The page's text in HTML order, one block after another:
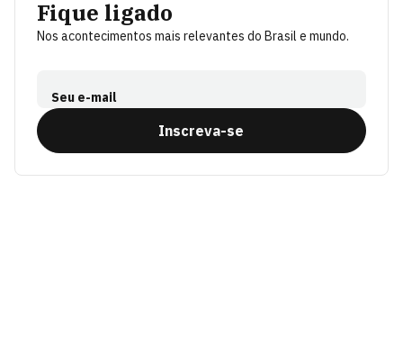
Fique ligado
Nos acontecimentos mais relevantes do Brasil e mundo.
Seu e-mail
Inscreva-se